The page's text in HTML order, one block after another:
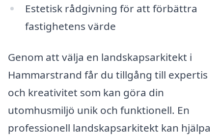
Estetisk rådgivning för att förbättra
fastighetens värde
Genom att välja en landskapsarkitekt i
Hammarstrand får du tillgång till expertis
och kreativitet som kan göra din
utomhusmiljö unik och funktionell. En
professionell landskapsarkitekt kan hjälpa